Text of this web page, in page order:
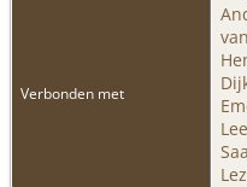
Verbonden met